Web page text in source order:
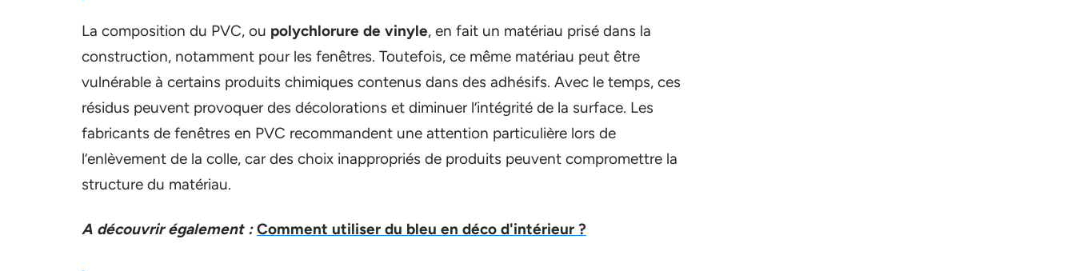
La composition du PVC, ou polychlorure de vinyle, en fait un matériau prisé dans la
construction, notamment pour les fenêtres. Toutefois, ce même matériau peut être
vulnérable à certains produits chimiques contenus dans des adhésifs. Avec le temps, ces
résidus peuvent provoquer des décolorations et diminuer l’intégrité de la surface. Les
fabricants de fenêtres en PVC recommandent une attention particulière lors de
l’enlèvement de la colle, car des choix inappropriés de produits peuvent compromettre la
structure du matériau.
A découvrir également : Comment utiliser du bleu en déco d'intérieur ?